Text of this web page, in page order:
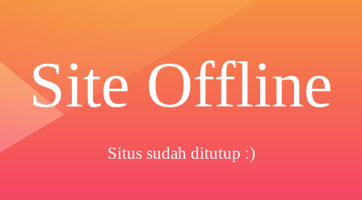
Site Offline
Situs sudah ditutup :)